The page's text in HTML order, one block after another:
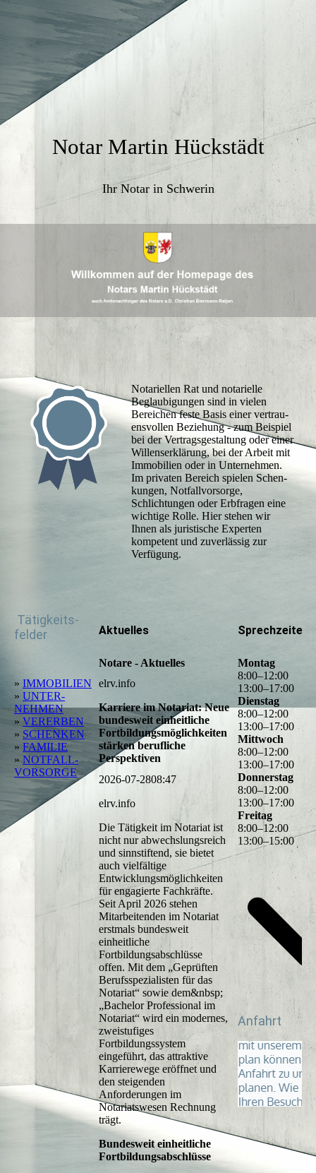
Notar Martin Hückstädt
Ihr Notar in Schwerin
Notariellen Rat und notarielle
Beglau­bigungen sind in vie­len
Berei­chen feste Basis einer ver­trau­
ens­vollen Be­zie­hung - zum Beispiel
bei der Vertrags­gestaltung oder einer
Willens­er­klä­rung, bei der Arbeit mit
Immo­­bilien oder in Unternehmen.
Im privaten Bereich spielen Schen­
kungen, Not­fall­­vorsorge,
Schlichtungen oder Erb­fragen eine
wich­tige Rolle. Hier stehen wir
Ihnen als jurist­ische Experten
kompetent und zuver­lässig zur
Verfügung.
Tätigkeits­
felder
Aktuelles Sprech­zeiten
» IMMOBILIEN
» UNTER­
NEHMEN
» VERERBEN
» SCHENKEN
» FAMILIE
» NOTFALL­
VORSORGE
Notare - Aktuelles
elrv.info
Karriere im Notariat: Neue
bundesweit einheitliche
Fortbildungsmöglichkeiten
stärken berufliche
Perspektiven
2026-07-2808:47
elrv.info
Die Tätigkeit im Notariat ist
nicht nur abwechslungsreich
und sinnstiftend, sie bietet
auch vielfältige
Entwicklungsmöglichkeiten
für engagierte Fachkräfte.
Seit April 2026 stehen
Mitarbeitenden im Notariat
erstmals bundesweit
einheitliche
Fortbildungsabschlüsse
offen. Mit dem „Geprüften
Berufsspezialisten für das
Notariat“ sowie dem&nbsp;
„Bachelor Professional im
Notariat“ wird ein modernes,
zweistufiges
Fortbildungssystem
eingeführt, das attraktive
Karrierewege eröffnet und
den steigenden
Anforderungen im
Notariatswesen Rechnung
trägt.
Bundesweit einheitliche
Fortbildungsabschlüsse
Montag
8:00–12:00
13:00–17:00
Dienstag
8:00–12:00
13:00–17:00
Mittwoch
8:00–12:00
13:00–17:00
Donnerstag
8:00–12:00
13:00–17:00
Freitag
8:00–12:00
13:00–15:00
Anfahrt